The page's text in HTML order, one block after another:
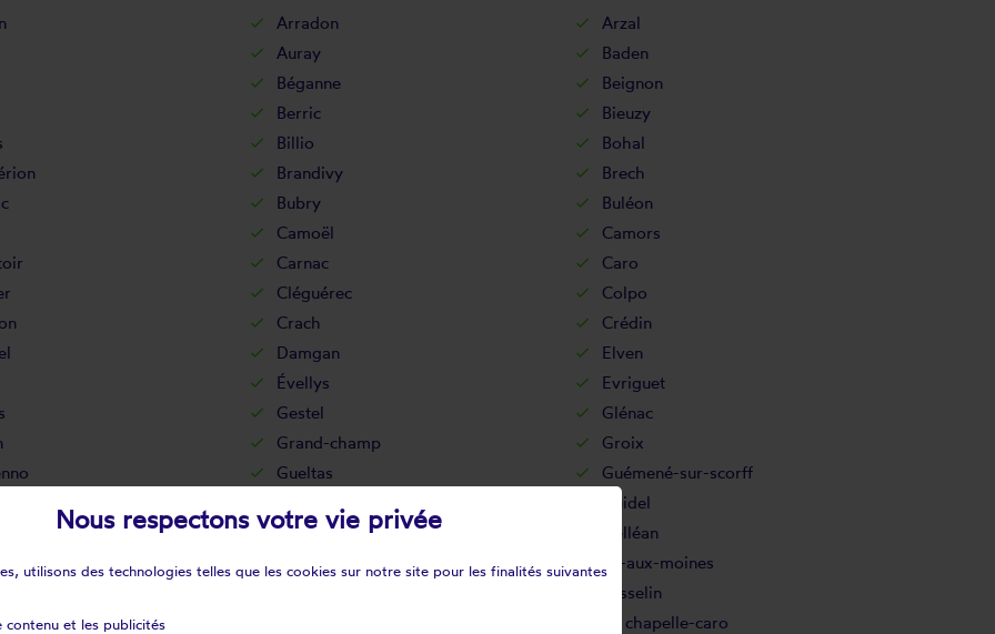
Arradon
Arzal
Auray
Baden
Béganne
Beignon
Berric
Bieuzy
Billio
Bohal
Brandivy
Brech
Bubry
Buléon
Camoël
Camors
Carnac
Caro
Cléguérec
Colpo
Crach
Crédin
Damgan
Elven
Évellys
Evriguet
Gestel
Glénac
Grand-champ
Groix
Gueltas
Guémené-sur-scorff
Guidel
Guiscriff
Helléan
Ile- d'houat
Île-aux-moines
Josselin
La chapelle-caro
Nous respectons votre vie privée
utilisons des technologies telles que les cookies sur notre site pour les finalités suivantes
contenu et les publicités